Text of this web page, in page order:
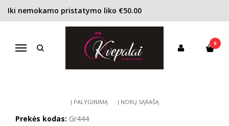
Iki nemokamo pristatymo liko €50.00
Navigacija
0
Pagrindinis KONCENTRACIJA
Tualetinis vanduo (EDT)
Gres Cabotine Gold EDT moterims
GRES CABOTINE GOLD EDT
Į PALYGINIMĄ Į NORŲ SĄRAŠĄ
Prekės kodas: Gr444